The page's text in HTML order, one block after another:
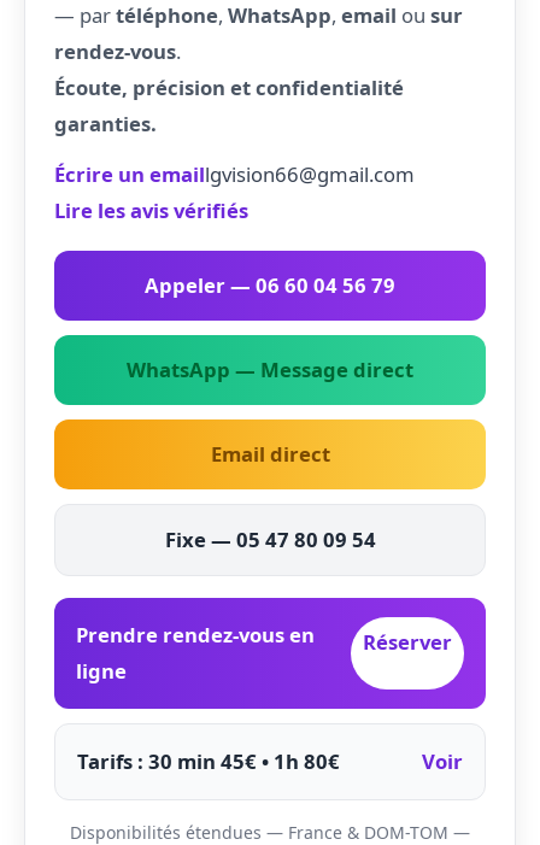
— partéléphone, WhatsApp, email ou sur
rendez-vous.
Écoute, précision et confidentialité
garanties.
Écrire un emaillgvision66@gmail.com
Lire les avis vérifiés
Appeler — 06 60 04 56 79
WhatsApp — Message direct
Email direct
Fixe — 05 47 80 09 54
Prendre rendez-vous en
ligne
Réserver
Tarifs : 30 min 45€ • 1h 80€ Voir
Disponibilités étendues — France & DOM-TOM —